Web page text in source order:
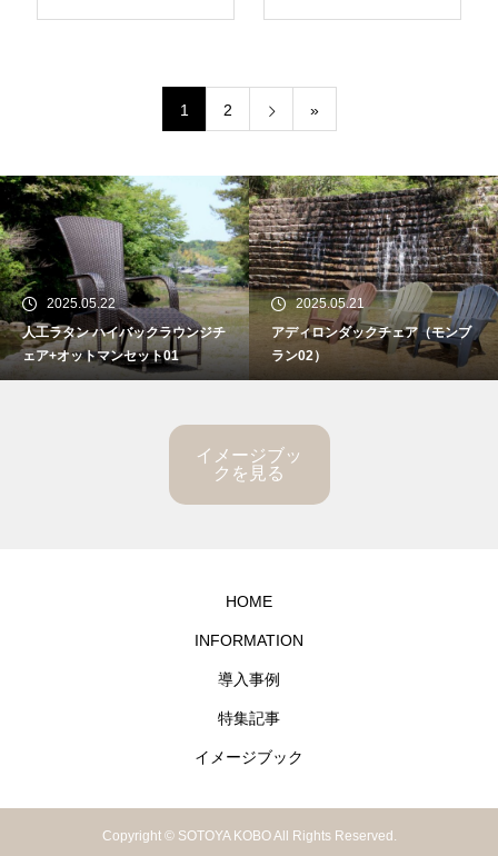
1 2 »
2025.05.22
人工ラタン ハイバックラウンジチ
ェア+オットマンセット01
2025.05.21
アディロンダックチェア（モンブ
ラン02）
イメージブッ
クを見る
HOME
INFORMATION
導入事例
特集記事
イメージブック
Copyright © SOTOYA KOBO All Rights Reserved.